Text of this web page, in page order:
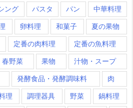
ング パスタ パン 中華料理
卵料理 和菓子 夏の果物
定番の肉料理 定番の魚料理
春野菜 果物 汁物・スープ
発酵食品・発酵調味料 肉
理 調理器具 野菜 鍋料理